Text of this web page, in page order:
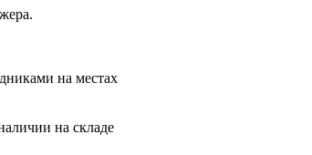
на местах
на складе